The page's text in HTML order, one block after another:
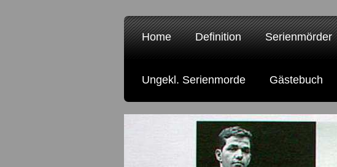
Home Definition Serienmörder
Ungekl. Serienmorde Gästebuch